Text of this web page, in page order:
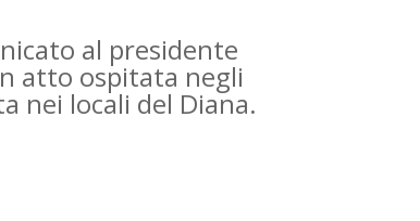
al presidente
atto ospitata negli
nei locali del Diana.